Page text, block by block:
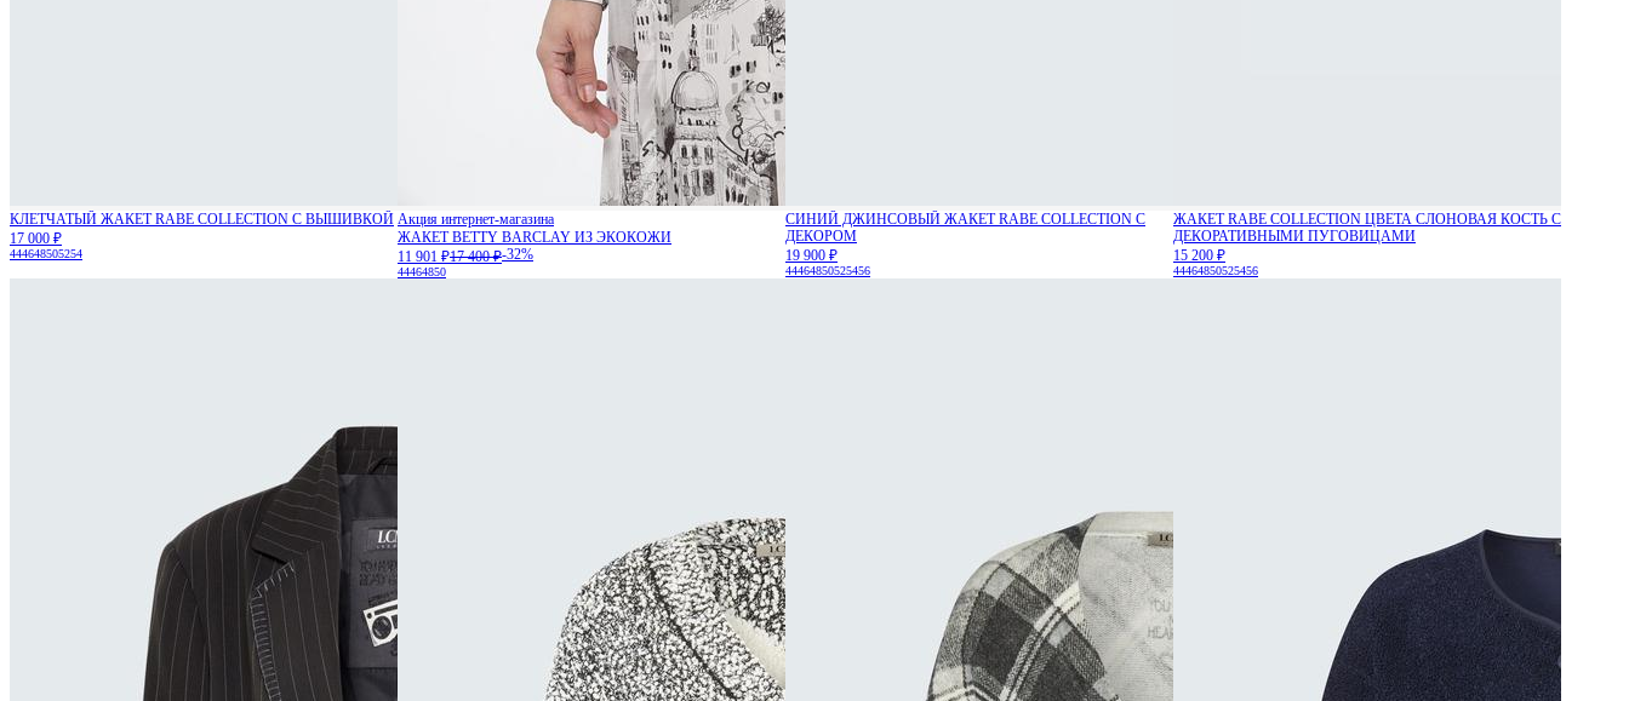
КЛЕТЧАТЫЙ ЖАКЕТ RABE COLLECTION С ВЫШИВКОЙ
17 000 ₽
444648505254
Акция интернет-магазина
ЖАКЕТ BETTY BARCLAY ИЗ ЭКОКОЖИ
11 901 ₽17 400 ₽-32%
44464850
СИНИЙ ДЖИНСОВЫЙ ЖАКЕТ RABE COLLECTION С
ДЕКОРОМ
19 900 ₽
44464850525456
ЖАКЕТ RABE COLLECTION ЦВЕТА СЛОНОВАЯ КОСТЬ С
ДЕКОРАТИВНЫМИ ПУГОВИЦАМИ
15 200 ₽
44464850525456